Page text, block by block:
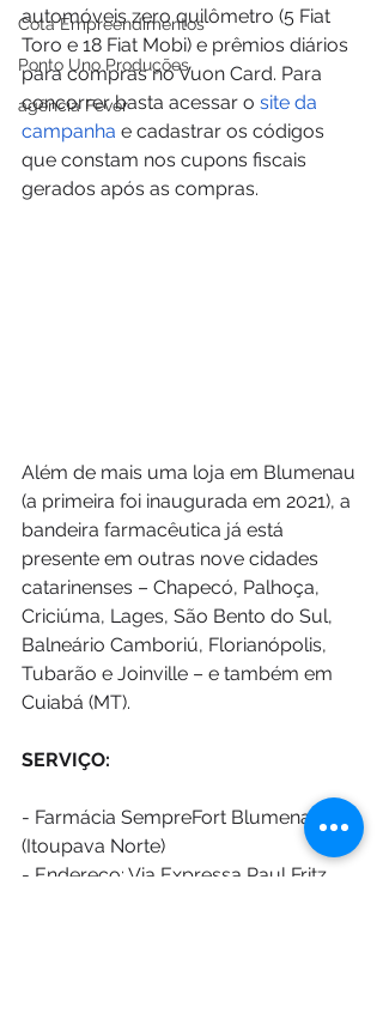
Cota Empreendimentos
Ponto Uno Produções
agência Fever
automóveis zero quilômetro (5 Fiat
Toro e 18 Fiat Mobi) e prêmios diários
para compras no Vuon Card. Para
concorrer basta acessar o site da
campanha e cadastrar os códigos
que constam nos cupons fiscais
gerados após as compras.
Além de mais uma loja em Blumenau
(a primeira foi inaugurada em 2021), a
bandeira farmacêutica já está
presente em outras nove cidades
catarinenses – Chapecó, Palhoça,
Criciúma, Lages, São Bento do Sul,
Balneário Camboriú, Florianópolis,
Tubarão e Joinville – e também em
Cuiabá (MT).
SERVIÇO:
- Farmácia SempreFort Blumenau
(Itoupava Norte)
- Endereço: Via Expressa Paul Fritz